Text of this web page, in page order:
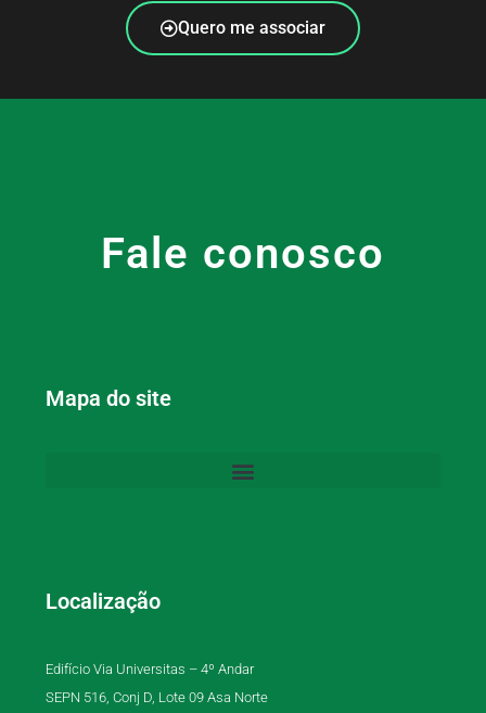
Quero me associar
Fale conosco
Mapa do site
Localização
Edifício Via Universitas – 4º Andar
SEPN 516, Conj D, Lote 09 Asa Norte